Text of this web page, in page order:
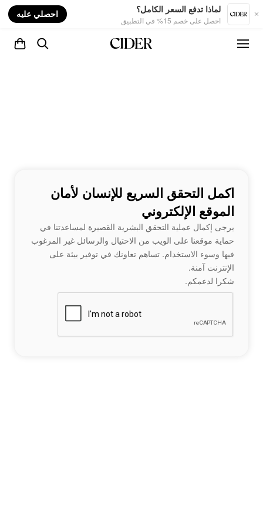
لماذا تدفع السعر الكامل؟
احصل على خصم 15% في التطبيق
احصلي عليه
اكمل التحقق السريع للإنسان لأمان
الموقع الإلكتروني
يرجى إكمال عملية التحقق البشرية القصيرة لمساعدتنا في
حماية موقعنا على الويب من الاحتيال والرسائل غير المرغوب
فيها وسوء الاستخدام. تساهم تعاونك في توفير بيئة على
الإنترنت آمنة.
شكرا لدعمكم.